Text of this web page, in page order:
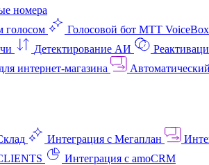
номера
голосом Голосовой бот МТТ VoiceBox
Детектирование АИ
интернет‑магазина
Интеграция с Мегаплан
Интеграция с amoCRM